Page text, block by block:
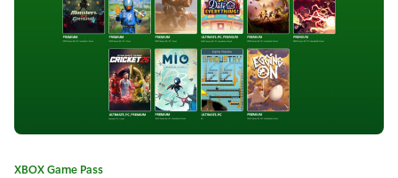
Y
o
u
t
K
XBOX Game Pass